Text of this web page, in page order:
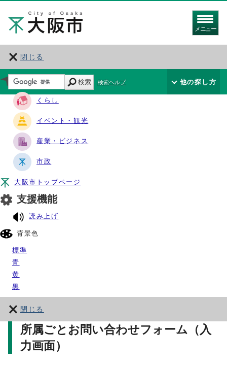
メニュー
閉じる
サイト・ナビ
くらし
イベント・観光
産業・ビジネス
市政
大阪市トップページ
支援機能
読み上げ
背景色
標準
青
黄
黒
閉じる
検索 検索ヘルプ 他の探し方
所属ごとお問い合わせフォーム（入
力画面）